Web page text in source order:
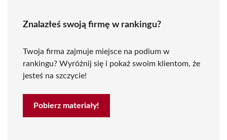
Znalazłeś swoją firmę w rankingu?
Twoja firma zajmuje miejsce na podium w
rankingu? Wyróżnij się i pokaż swoim klientom, że
jesteś na szczycie!
Pobierz materiały!